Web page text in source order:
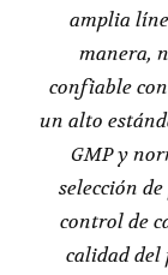
amplia
manera,
confiable
un alto
GMP y
selección
control de
calidad del